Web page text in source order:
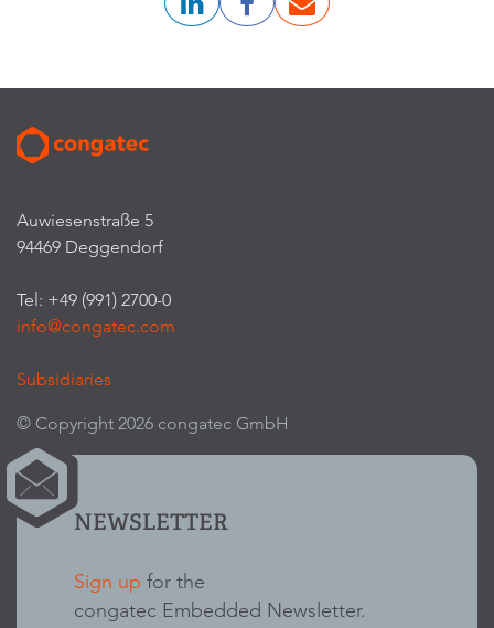
Auwiesenstraße 5
94469 Deggendorf
Tel: +49 (991) 2700-0
info@congatec.com
Subsidiaries
© Copyright 2026 congatec GmbH
NEWSLETTER
Sign up for the
congatec Embedded Newsletter.